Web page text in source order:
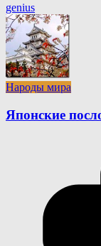
genius
Народы мира
Японские